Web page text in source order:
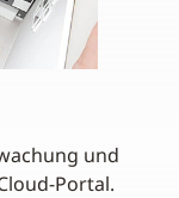
und
Portal.